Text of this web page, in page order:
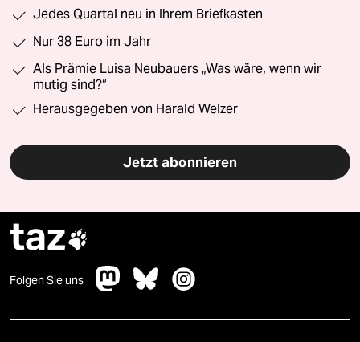
Jedes Quartal neu in Ihrem Briefkasten
Nur 38 Euro im Jahr
Als Prämie Luisa Neubauers „Was wäre, wenn wir
mutig sind?“
Herausgegeben von Harald Welzer
Jetzt abonnieren
taz
Folgen Sie uns